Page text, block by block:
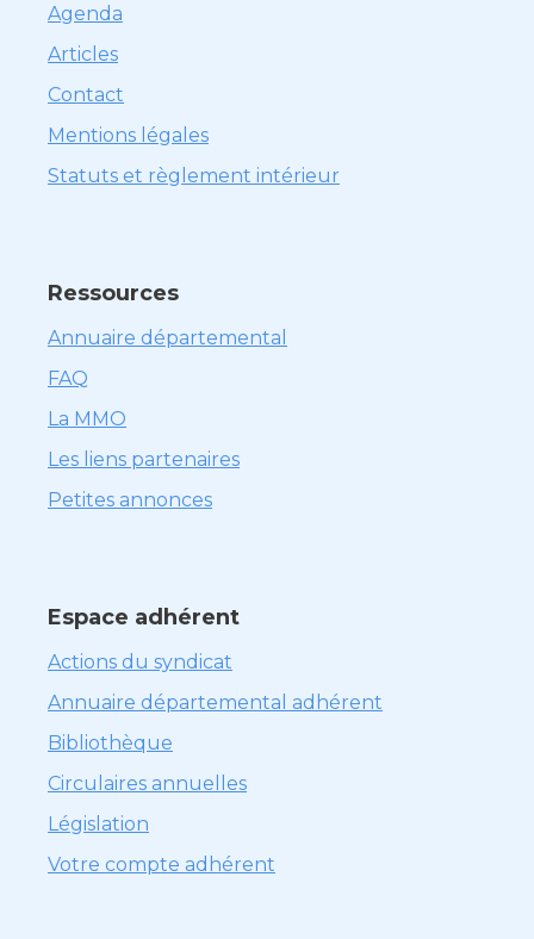
Agenda
Articles
Contact
Mentions légales
Statuts et règlement intérieur
Ressources
Annuaire départemental
FAQ
La MMO
Les liens partenaires
Petites annonces
Espace adhérent
Actions du syndicat
Annuaire départemental adhérent
Bibliothèque
Circulaires annuelles
Législation
Votre compte adhérent